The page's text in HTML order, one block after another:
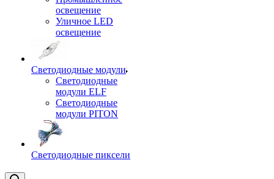
освещение
Уличное LED
освещение
Светодиодные модули
Светодиодные
модули ELF
Светодиодные
модули PITON
Светодиодные пиксели